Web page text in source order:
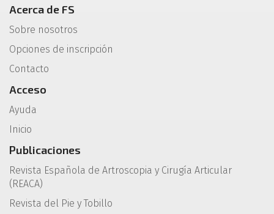
Acerca de FS
Sobre nosotros
Opciones de inscripción
Contacto
Acceso
Ayuda
Inicio
Publicaciones
Revista Española de Artroscopia y Cirugía Articular
(REACA)
Revista del Pie y Tobillo